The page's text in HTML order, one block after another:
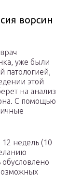
ворсин
уже были
патологией,
этой
на анализ
С помощью
недель (10